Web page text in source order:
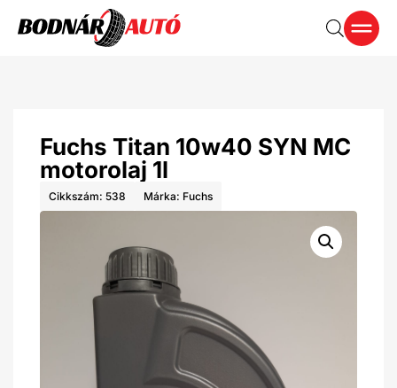
Fuchs Titan 10w40 SYN MC
motorolaj 1l
Cikkszám: 538 Márka: Fuchs